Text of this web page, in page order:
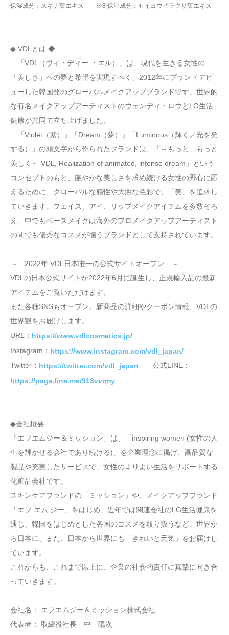
保湿成分：スギナ葉エキス ※8 保湿成分：セイヨウイラクサ葉エキス
◆ VDLとは ◆
「VDL（ヴィ・ディー ・エル）」は、現代を生きる女性の
「美しさ」への夢と希望を実現すべく、2012年にブランドデビ
ューした韓国発のグローバルメイクアップブランドです。世界的
な有名メイクアップアーティストのウェンディ・ロウとLG生活
健康が共同で立ち上げました。
「Violet（紫）」「Dream（夢）」「Luminous（輝く／光を発
する）」の頭文字から作られたブランドは、「～もっと、もっと
美しく～ VDL, Realization of animated, intense dream」という
コンセプトのもと、艶やかな美しさを求め続ける女性の野心に応
えるために、グローバルな感性や大胆な色彩で、「美」を追求し
ていきます。フェイス、アイ、リップメイクアイテムを多数そろ
え、中でもベースメイクは海外のプロメイクアップアーティスト
の間でも優秀なコスメが揃うブランドとして支持されています。
～ 2022年 VDL日本唯一の公式サイトオープン ～
VDLの日本公式サイトが2022年6月に誕生し、正規輸入品の最新
アイテムをご覧いただけます。
また各種SNSもオープン。新商品の詳細やクーポン情報、VDLの
世界観をお届けします。
URL： https://www.vdlcosmetics.jp/
Instagram： https://www.instagram.com/vdl_japan/
Twitter： https://twitter.com/vdl_japan 公式LINE：
https://page.line.me/913vvrmy
◆会社概要
「エフエムジー＆ミッション」は、「inspiring women (女性の人
生を輝かせる会社であり続ける)」を企業理念に掲げ、高品質な
製品や充実したサービスで、女性のよりよい生活をサポートする
化粧品会社です。
スキンケアブランドの「ミッション」や、メイクアップブランド
「エフ エム ジー」をはじめ、近年では関連会社のLG生活健康を
通じ、韓国をはじめとした各国のコスメを取り扱うなど、世界か
ら日本に、また、日本から世界にも「きれいと元気」をお届けし
ています。
これからも、これまで以上に、企業の社会的責任に真摯に向き合
っていきます。
会社名： エフエムジー＆ミッション株式会社
代表者： 取締役社長 中 陽次